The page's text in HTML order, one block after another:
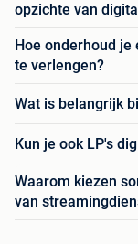
opzichte van
Hoe onderhoud
te verlengen?
Wat is belangrijk
Kun je ook LP's
Waarom kiezen
van